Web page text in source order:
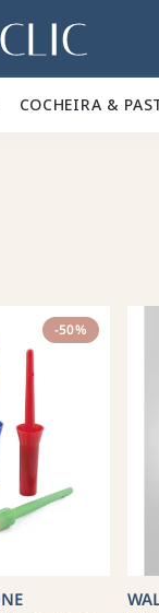
COCHEIRA &
-50%